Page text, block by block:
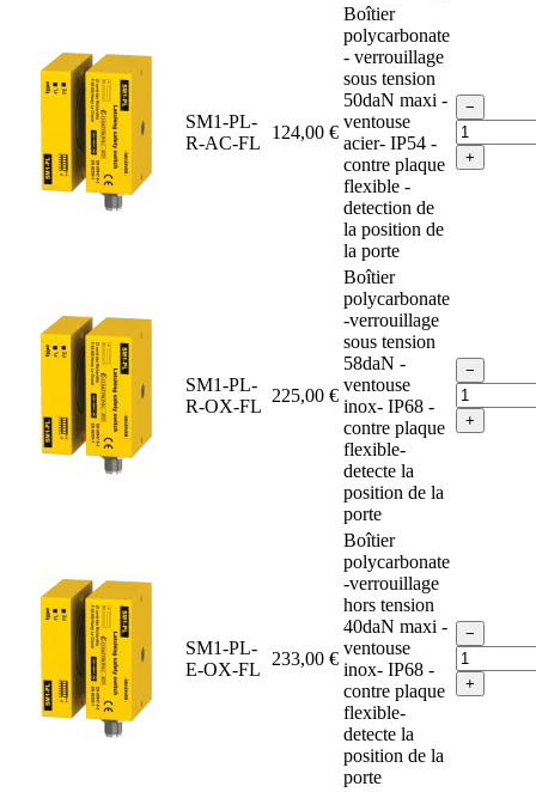
SM1-PL-
R-AC-FL
124,00 €
Boîtier
polycarbonate
- verrouillage
sous tension
50daN maxi -
ventouse
acier- IP54 -
contre plaque
flexible -
detection de
la position de
la porte
−
+
SM1-PL-
R-OX-FL
225,00 €
Boîtier
polycarbonate
-verrouillage
sous tension
58daN -
ventouse
inox- IP68 -
contre plaque
flexible-
detecte la
position de la
porte
−
+
SM1-PL-
E-OX-FL
233,00 €
Boîtier
polycarbonate
-verrouillage
hors tension
40daN maxi -
ventouse
inox- IP68 -
contre plaque
flexible-
detecte la
position de la
porte
−
+